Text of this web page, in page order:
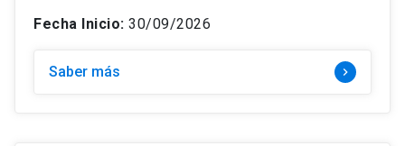
Fecha Inicio: 30/09/2026
Saber más keyboard_arrow_right